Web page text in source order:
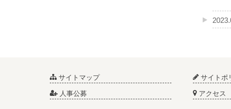
サイトマップ サイトポ
人事公募 アクセス